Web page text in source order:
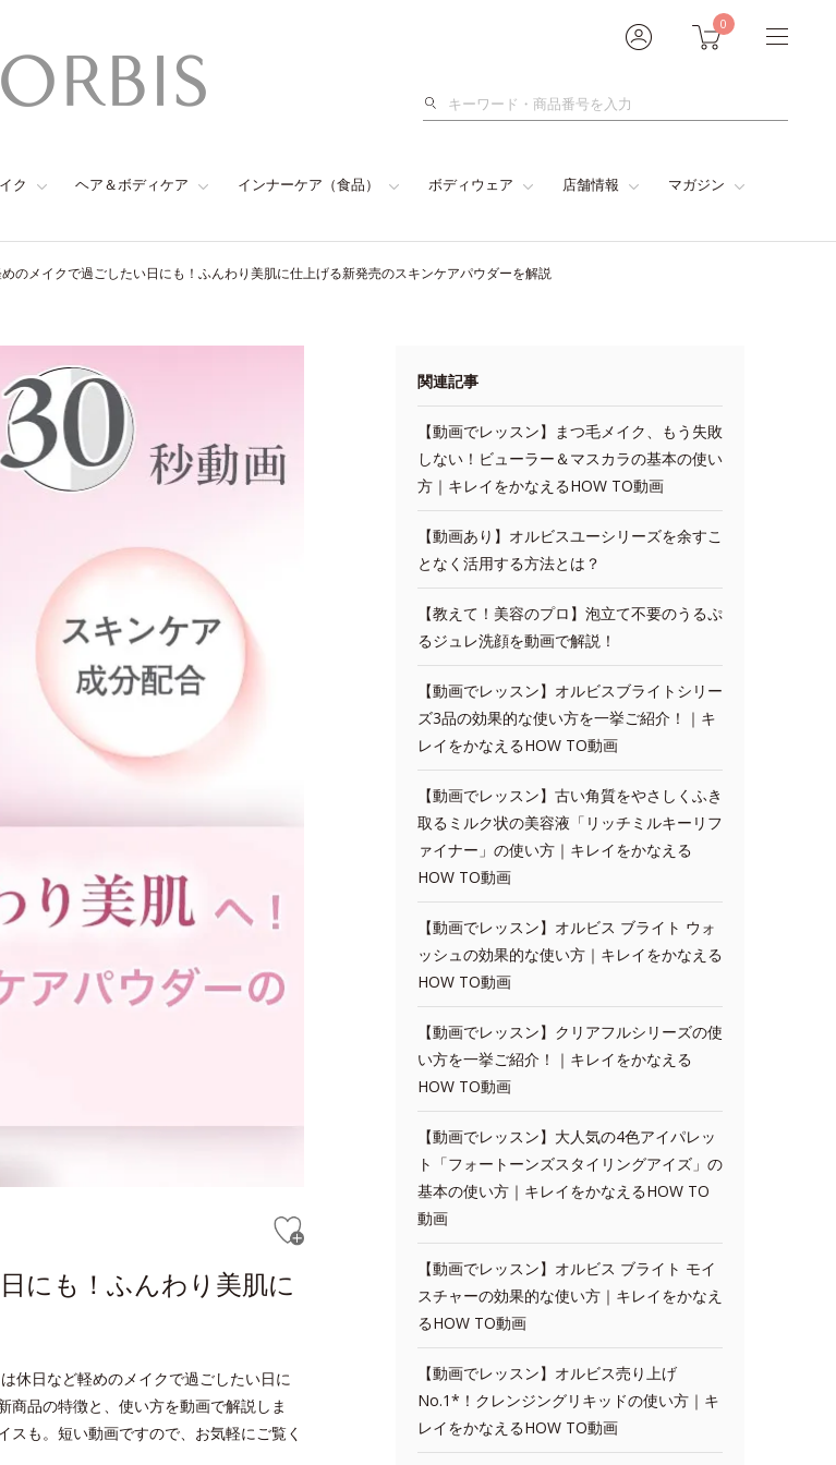
0
検
ク ヘア＆ボディケア インナーケア（食品） ボディウェア 店舗情報 マガジン
めのメイクで過ごしたい日にも！ふんわり美肌に仕上げる新発売のスキンケアパウダーを解説
にも！ふんわり美肌に
休日など軽めのメイクで過ごしたい日に
商品の特徴と、使い方を動画で解説しま
も。短い動画ですので、お気軽にご覧く
関連記事
【動画でレッスン】まつ毛メイク、もう失敗
しない！ビューラー＆マスカラの基本の使い
方｜キレイをかなえるHOW TO動画
【動画あり】オルビスユーシリーズを余すこ
となく活用する方法とは？
【教えて！美容のプロ】泡立て不要のうるぷ
るジュレ洗顔を動画で解説！
【動画でレッスン】オルビスブライトシリー
ズ3品の効果的な使い方を一挙ご紹介！｜キ
レイをかなえるHOW TO動画
【動画でレッスン】古い角質をやさしくふき
取るミルク状の美容液「リッチミルキーリフ
ァイナー」の使い方｜キレイをかなえる
HOW TO動画
【動画でレッスン】オルビス ブライト ウォ
ッシュの効果的な使い方｜キレイをかなえる
HOW TO動画
【動画でレッスン】クリアフルシリーズの使
い方を一挙ご紹介！｜キレイをかなえる
HOW TO動画
【動画でレッスン】大人気の4色アイパレッ
ト「フォートーンズスタイリングアイズ」の
基本の使い方｜キレイをかなえるHOW TO
動画
【動画でレッスン】オルビス ブライト モイ
スチャーの効果的な使い方｜キレイをかなえ
るHOW TO動画
【動画でレッスン】オルビス売り上げ
No.1*！クレンジングリキッドの使い方｜キ
レイをかなえるHOW TO動画